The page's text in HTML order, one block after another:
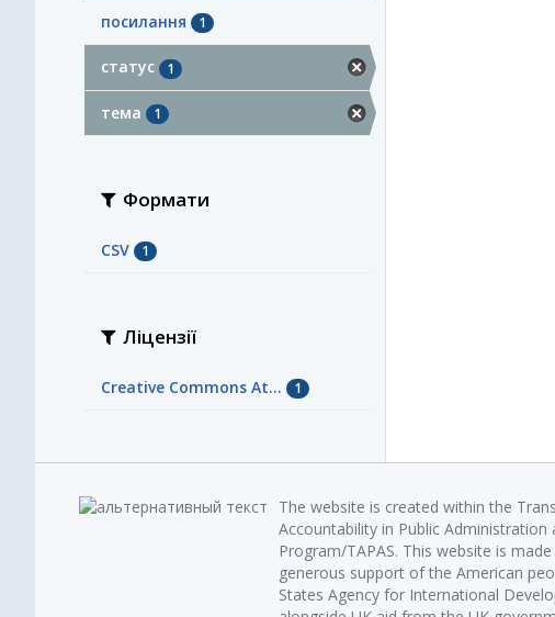
посилання 1
статус 1
тема 1
Формати
CSV 1
Ліцензії
Creative Commons At... 1
The website is created within the
Accountability in Public Administration
Program/TAPAS. This website is
generous support of the American
States Agency for International